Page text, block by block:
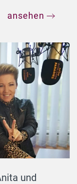
ansehen
und